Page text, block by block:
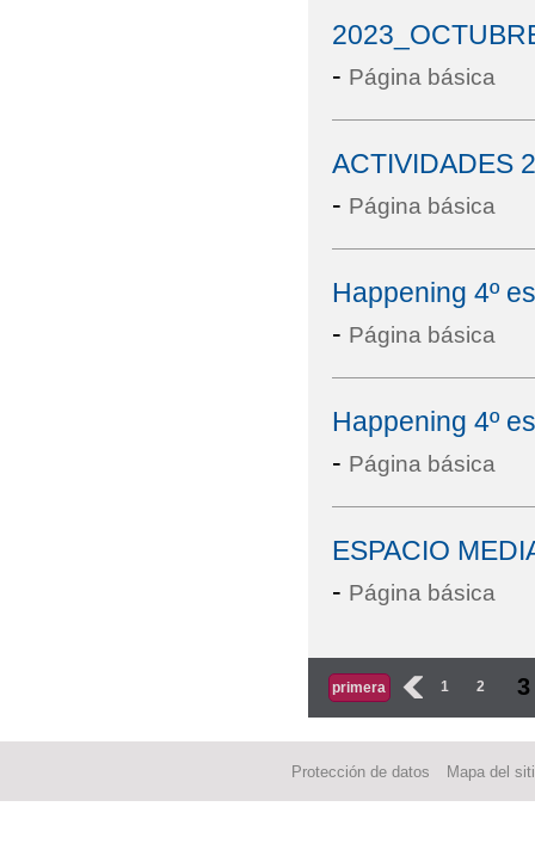
- Página básica
ACTIVIDADES
- Página básica
Happening 4º
- Página básica
Happening 4º
- Página básica
ESPACIO
- Página básica
Páginas
primera ‹ 1 2 3
Protección de datos Mapa del